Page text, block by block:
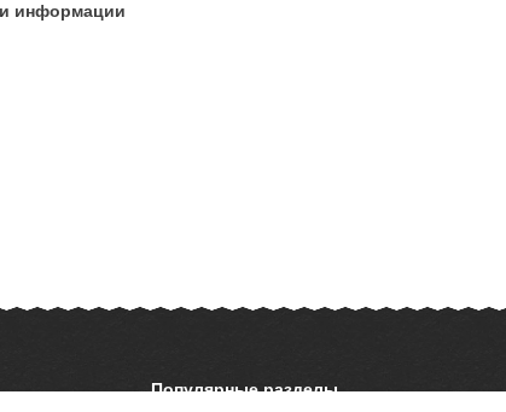
информации
Популярные разделы